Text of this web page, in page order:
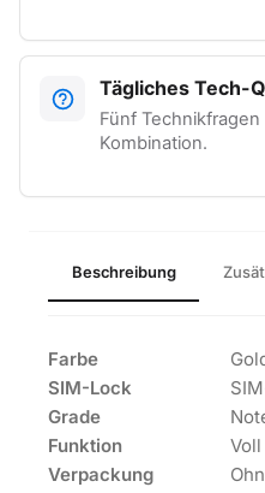
Tägliches Tech-
Fünf
Kombination.
Beschreibung
Farbe
SIM-Lock
Grade
Funktion
Verpackung